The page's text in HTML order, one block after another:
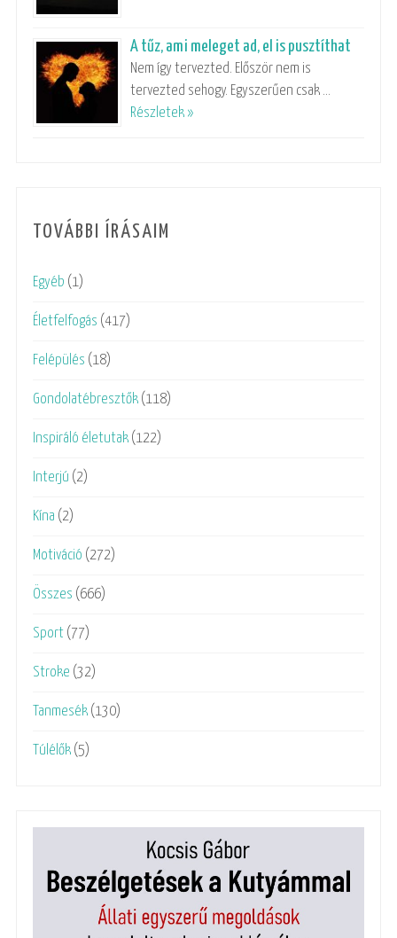
A tűz, ami meleget ad, el is pusztíthat
Nem így tervezted. Először nem is
tervezted sehogy. Egyszerűen csak …
Részletek »
TOVÁBBI ÍRÁSAIM
Egyéb (1)
Életfelfogás (417)
Felépülés (18)
Gondolatébresztők (118)
Inspiráló életutak (122)
Interjú (2)
Kína (2)
Motiváció (272)
Összes (666)
Sport (77)
Stroke (32)
Tanmesék (130)
Túlélők (5)